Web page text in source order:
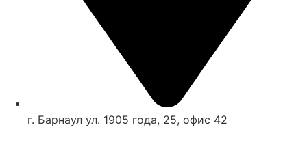
г. Барнаул ул. 1905 года, 25, офис 42